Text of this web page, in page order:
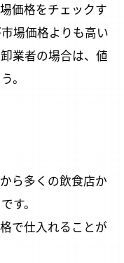
価格をチェックす
場価格よりも高い
業者の場合は、値
。
ら多くの飲食店か
す。
で仕入れることが